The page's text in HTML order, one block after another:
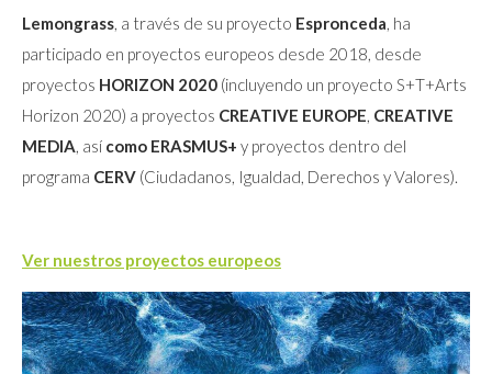
Lemongrass, a través de su proyecto Espronceda, ha
participado en proyectos europeos desde 2018, desde
proyectos HORIZON 2020 (incluyendo un proyecto S+T+Arts
Horizon 2020) a proyectos CREATIVE EUROPE, CREATIVE
MEDIA, así como ERASMUS+ y proyectos dentro del
programa CERV (Ciudadanos, Igualdad, Derechos y Valores).
Ver nuestros proyectos europeos